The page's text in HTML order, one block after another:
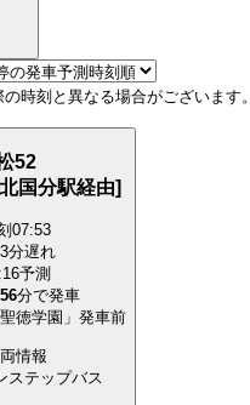
時刻と異なる場合がございます。
52
国分駅経由]
07:53
分遅れ
予測
56分で発車
徳学園」発車前
情報
ステップバス